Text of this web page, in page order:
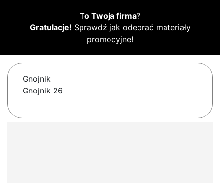
To Twoja firma?
Gratulacje! Sprawdź jak odebrać materiały
promocyjne!
Gnojnik
Gnojnik 26